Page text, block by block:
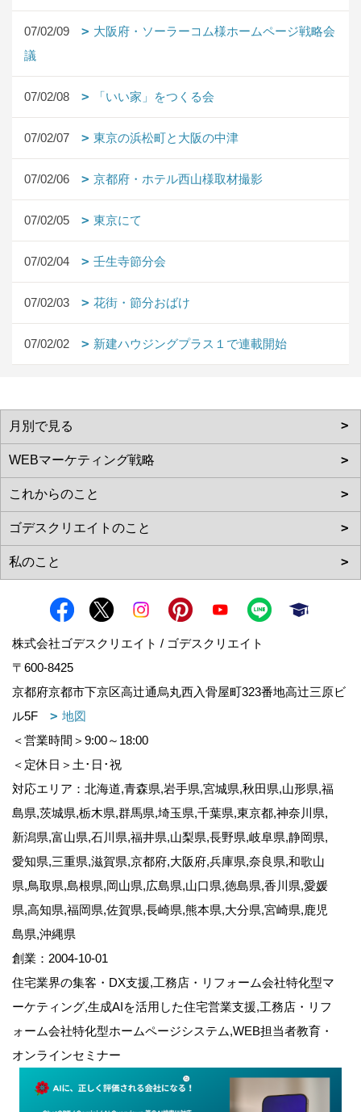
07/02/09
大阪府・ソーラーコム様ホームページ戦略会
議
07/02/08 「いい家」をつくる会
07/02/07 東京の浜松町と大阪の中津
07/02/06 京都府・ホテル西山様取材撮影
07/02/05 東京にて
07/02/04 壬生寺節分会
07/02/03 花街・節分おばけ
07/02/02 新建ハウジングプラス１で連載開始
株式会社ゴデスクリエイト / ゴデスクリエイト
〒600-8425
京都府京都市下京区高辻通烏丸西入骨屋町323番地高辻三原ビ
ル5F
地図
＜営業時間＞9:00～18:00
＜定休日＞土･日･祝
対応エリア：北海道,青森県,岩手県,宮城県,秋田県,山形県,福
島県,茨城県,栃木県,群馬県,埼玉県,千葉県,東京都,神奈川県,
新潟県,富山県,石川県,福井県,山梨県,長野県,岐阜県,静岡県,
愛知県,三重県,滋賀県,京都府,大阪府,兵庫県,奈良県,和歌山
県,鳥取県,島根県,岡山県,広島県,山口県,徳島県,香川県,愛媛
県,高知県,福岡県,佐賀県,長崎県,熊本県,大分県,宮崎県,鹿児
島県,沖縄県
創業：2004-10-01
住宅業界の集客・DX支援,工務店・リフォーム会社特化型マ
ーケティング,生成AIを活用した住宅営業支援,工務店・リフ
ォーム会社特化型ホームページシステム,WEB担当者教育・
オンラインセミナー